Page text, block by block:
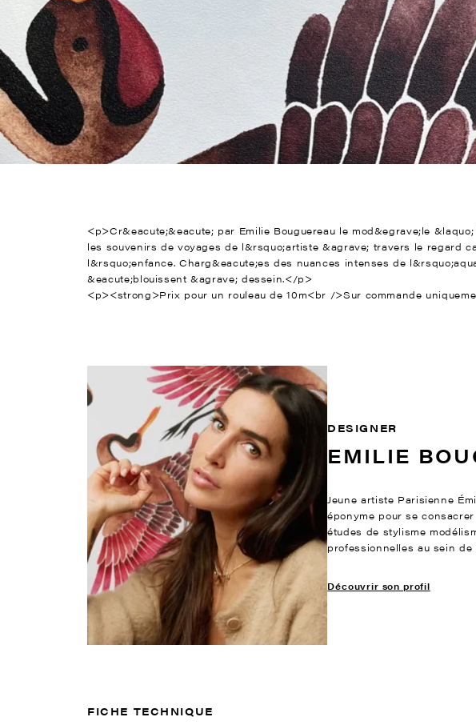
<p>Cr&eacute;&eacute; par Emilie Bouguereau le mod&egrave;le
les souvenirs de voyages de l&rsquo;artiste &agrave; travers le regard
l&rsquo;enfance. Charg&eacute;es des nuances intenses de
&eacute;blouissent &agrave; dessein.</p>
<p><strong>Prix pour un rouleau de 10m<br />Sur commande
DESIGNER
EMILIE
Jeune artiste Parisienne
éponyme pour se
études de stylisme
professionnelles au sein
Découvrir son profil
FICHE TECHNIQUE